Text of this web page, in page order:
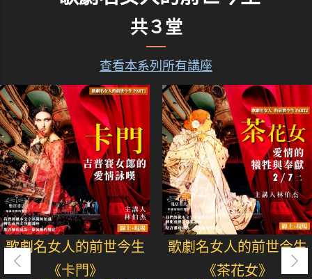
共３堂
查看本系列所有講座
歌劇名女人的前世今生
《卡門》
歌劇名女人的前世今生
《茶花女》